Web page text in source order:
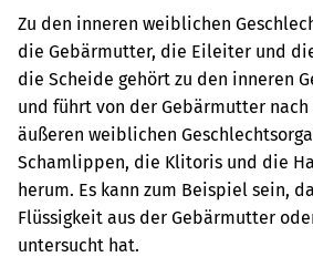
Zu den inneren weiblichen
die Gebärmutter, die Eileiter und
die Scheide gehört zu den inneren
und führt von der Gebärmutter nach
äußeren weiblichen
Schamlippen, die Klitoris und die
herum. Es kann zum Beispiel sein,
Flüssigkeit aus der Gebärmutter
untersucht hat.